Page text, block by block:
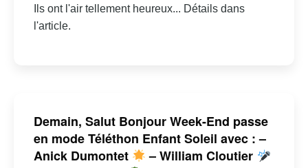
Ils ont l'air tellement heureux... Détails dans
l'article.
Demain, Salut Bonjour Week-End passe
en mode Téléthon Enfant Soleil avec : –
Anick Dumontet
– William Cloutier